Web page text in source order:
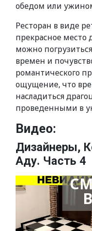
обедом или
Ресторан в виде
прекрасное место
можно
времен и
романтического
ощущение, что
насладиться
проведенными в
Видео:
Дизайнеры,
Аду. Часть 4